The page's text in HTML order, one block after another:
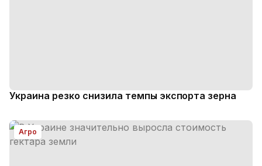
Украина резко снизила темпы экспорта зерна
Агро